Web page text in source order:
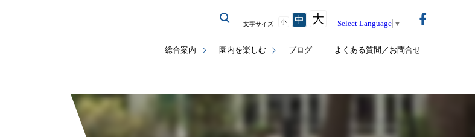
総合案内 園内を楽しむ ブログ よくある質問／お問合せ
文字サイズ 小 中 大 Select Language ▼